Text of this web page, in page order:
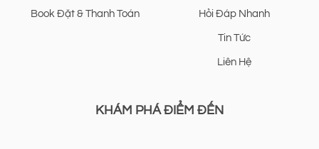
Book Đặt & Thanh Toán Hỏi Đáp Nhanh
Tin Tức
Liên Hệ
KHÁM PHÁ ĐIỂM ĐẾN